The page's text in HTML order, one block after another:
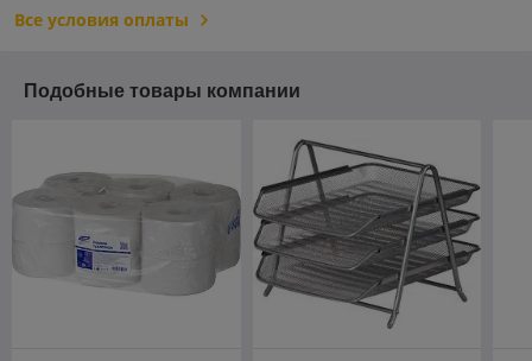
Все условия оплаты
Подобные товары компании